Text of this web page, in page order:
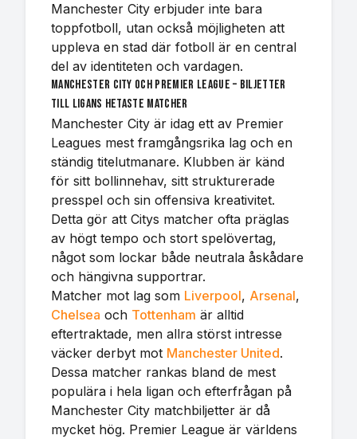
Manchester City erbjuder inte bara
toppfotboll, utan också möjligheten att
uppleva en stad där fotboll är en central
del av identiteten och vardagen.
Manchester City och Premier League – biljetter
till ligans hetaste matcher
Manchester City är idag ett av Premier
Leagues mest framgångsrika lag och en
ständig titelutmanare. Klubben är känd
för sitt bollinnehav, sitt strukturerade
presspel och sin offensiva kreativitet.
Detta gör att Citys matcher ofta präglas
av högt tempo och stort spelövertag,
något som lockar både neutrala åskådare
och hängivna supportrar.
Matcher mot lag som Liverpool, Arsenal,
Chelsea och Tottenham är alltid
eftertraktade, men allra störst intresse
väcker derbyt mot Manchester United.
Dessa matcher rankas bland de mest
populära i hela ligan och efterfrågan på
Manchester City matchbiljetter är då
mycket hög. Premier League är världens